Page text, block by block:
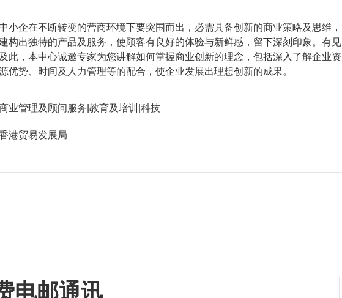
中小企在不断转变的营商环境下要突围而出，必需具备创新的商业策略及思维，
构出独特的产品及服务，使顾客有良好的体验与新鲜感，留下深刻印象。有见
及此，本中心诚邀专家为您讲解如何掌握商业创新的理念，包括深入了解企业资
优势、时间及人力管理等的配合，使企业发展出理想创新的成果。
业管理及顾问服务|教育及培训|科技
港贸易发展局
电邮通讯